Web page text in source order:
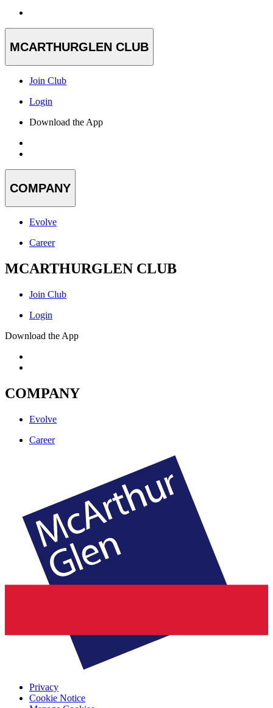
MCARTHURGLEN CLUB
Join Club
Login
Download the App
COMPANY
Evolve
Career
MCARTHURGLEN CLUB
Join Club
Login
Download the App
COMPANY
Evolve
Career
Privacy
Cookie Notice